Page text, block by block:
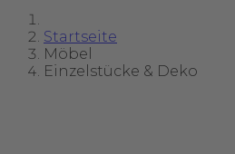
Startseite
Möbel
Einzelstücke & Deko